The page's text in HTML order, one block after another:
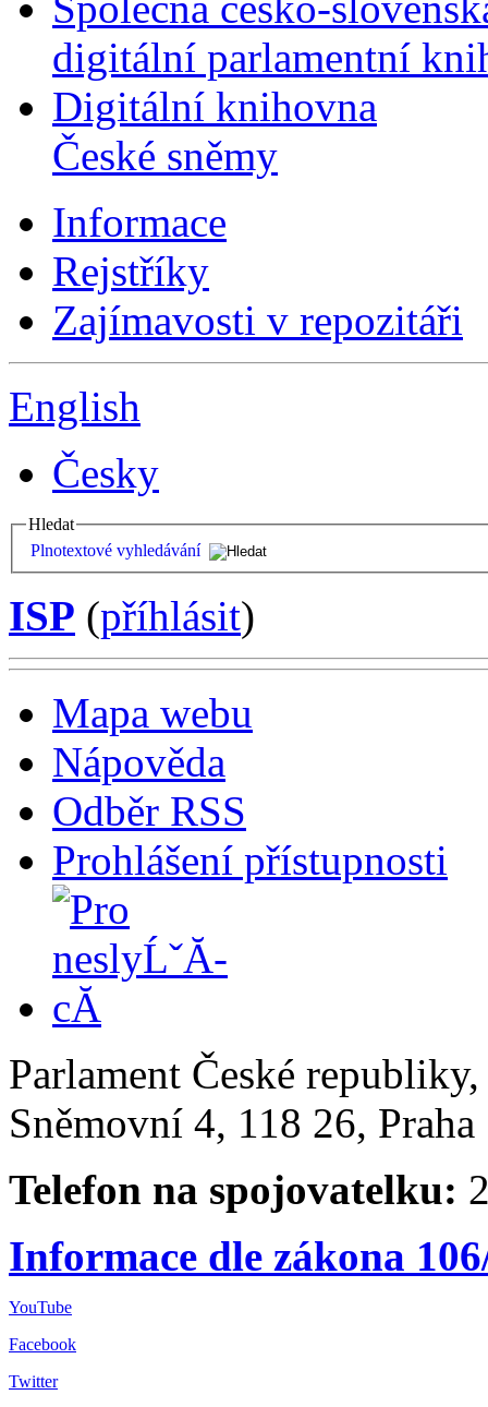
digitální parlamentní
Digitální knihovna
České sněmy
Informace
Rejstříky
Zajímavosti v repozitáři
English
Česky
Hledat
Plnotextové vyhledávání
ISP (příhlásit)
Mapa webu
Nápověda
Odběr RSS
Prohlášení přístupnosti
Parlament České
Sněmovní 4, 118 26,
Telefon na spojovatelku:
Informace dle zákona
YouTube
Facebook
Twitter